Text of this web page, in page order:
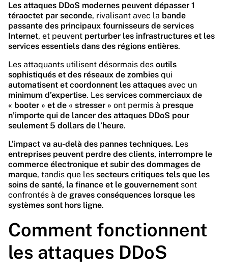
Les attaques DDoS modernes peuvent dépasser 1
téraoctet par seconde, rivalisant avec la bande
passante des principaux fournisseurs de services
Internet, et peuvent perturber les infrastructures et les
services essentiels dans des régions entières.
Les attaquants utilisent désormais des outils
sophistiqués et des réseaux de zombies qui
automatisent et coordonnent les attaques avec un
minimum d’expertise. Les services commerciaux de
« booter » et de « stresser » ont permis à presque
n’importe qui de lancer des attaques DDoS pour
seulement 5 dollars de l’heure.
L’impact va au-delà des pannes techniques. Les
entreprises peuvent perdre des clients, interrompre le
commerce électronique et subir des dommages de
marque, tandis que les secteurs critiques tels que les
soins de santé, la finance et le gouvernement sont
confrontés à de graves conséquences lorsque les
systèmes sont hors ligne.
Comment fonctionnent
les attaques DDoS